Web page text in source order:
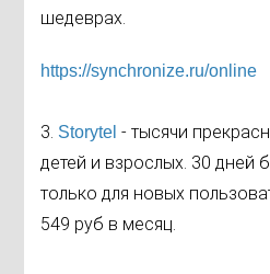
шедеврах.
https://synchronize.ru/online
3. Storytel - тысячи
детей и взрослых. 30 дней
только для новых
549 руб в месяц.